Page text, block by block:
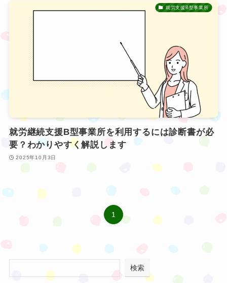
就労支援B型事業所
就労継続支援B型事業所を利用するには診断書が必
要？わかりやすく解説します
2025年10月3日
1
検索